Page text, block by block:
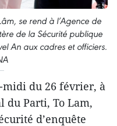
se rend à l’Agence de
de la Sécurité publique
An aux cadres et officiers.
midi du 26 février, à
du Parti, To Lam,
d’enquête